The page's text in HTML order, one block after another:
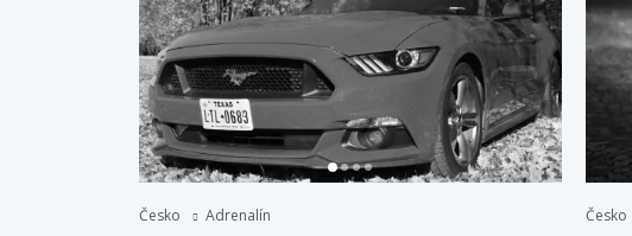
Česko Adrenalín Česko